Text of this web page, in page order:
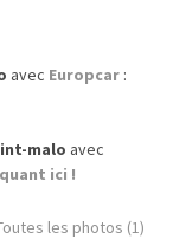
avec Europcar :
malo avec
ici !
les photos (1)